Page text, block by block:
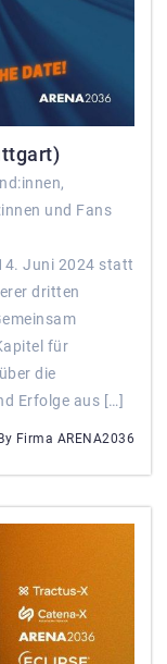
und Fans
Juni 2024 statt
dritten
für
die
Erfolge aus […]
By Firma ARENA2036